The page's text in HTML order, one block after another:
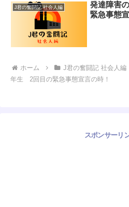
J君の奮闘記 社会人編
発達障害
緊急事態
ホーム J君の奮闘記 社会人編
年生 2回目の緊急事態宣言の時！
スポンサーリ